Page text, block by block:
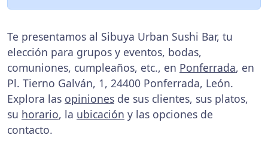
Te presentamos al Sibuya Urban Sushi Bar, tu
elección para grupos y eventos, bodas,
comuniones, cumpleaños, etc., en Ponferrada, en
Pl. Tierno Galván, 1, 24400 Ponferrada, León.
Explora las opiniones de sus clientes, sus platos,
su horario, la ubicación y las opciones de
contacto.